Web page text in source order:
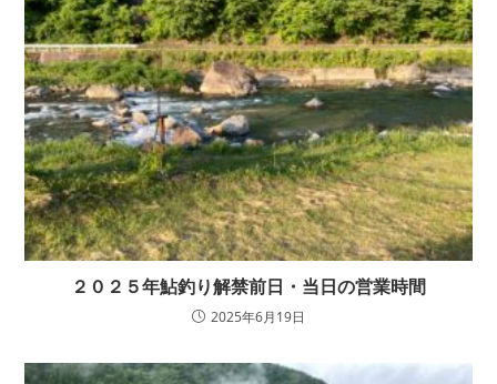
２０２５年鮎釣り解禁前日・当日の営業時間
2025年6月19日